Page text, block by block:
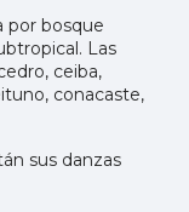
por bosque
Las
ceiba,
conacaste,
sus danzas